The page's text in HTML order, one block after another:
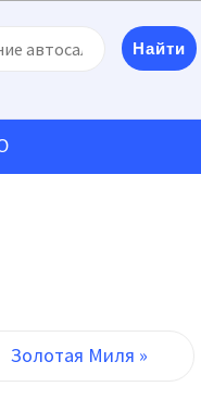
Золотая Миля »